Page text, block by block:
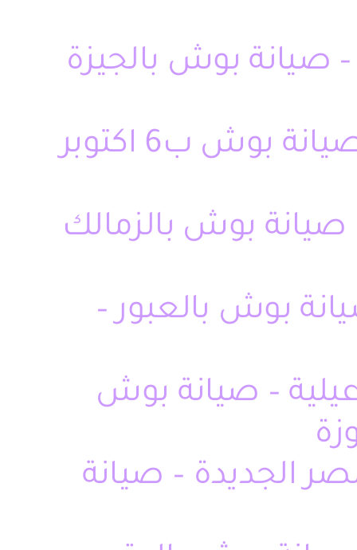
صيانة بوش بالجيزة
صيانة بوش بالزقازيق – صيانة بوش بالشرقية – صيانة بوش ب6 اكتوبر
بوش بالزمالك
بوش بالعبور –
– صيانة بوش
الجديدة – صيانة